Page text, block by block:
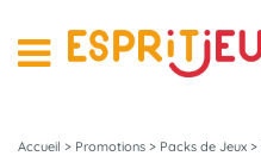
Accueil > Promotions > Packs de Jeux >